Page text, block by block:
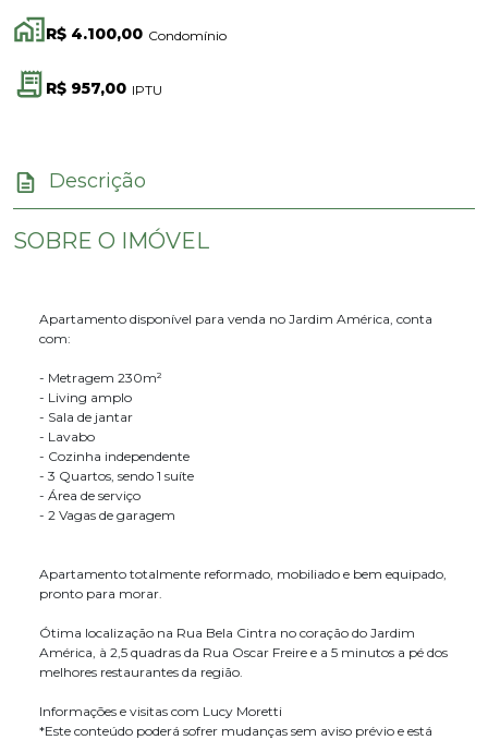
R$ 4.100,00 Condomínio
R$ 957,00 IPTU
Descrição
SOBRE O IMÓVEL
Apartamento disponível para venda no Jardim América, conta
com:
- Metragem 230m²
- Living amplo
- Sala de jantar
- Lavabo
- Cozinha independente
- 3 Quartos, sendo 1 suíte
- Área de serviço
- 2 Vagas de garagem
Apartamento totalmente reformado, mobiliado e bem equipado,
pronto para morar.
Ótima localização na Rua Bela Cintra no coração do Jardim
América, à 2,5 quadras da Rua Oscar Freire e a 5 minutos a pé dos
melhores restaurantes da região.
Informações e visitas com Lucy Moretti
*Este conteúdo poderá sofrer mudanças sem aviso prévio e está